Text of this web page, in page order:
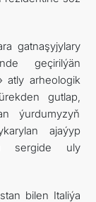
gatnaşyjylary
geçirilýän
atly arheologik
gutlap,
ýurdumyzyň
ajaýyp
sergide uly
bilen Italiýa